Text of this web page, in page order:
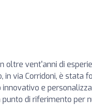
oltre vent'anni di
via Corridoni, è stata
e
di riferimento per